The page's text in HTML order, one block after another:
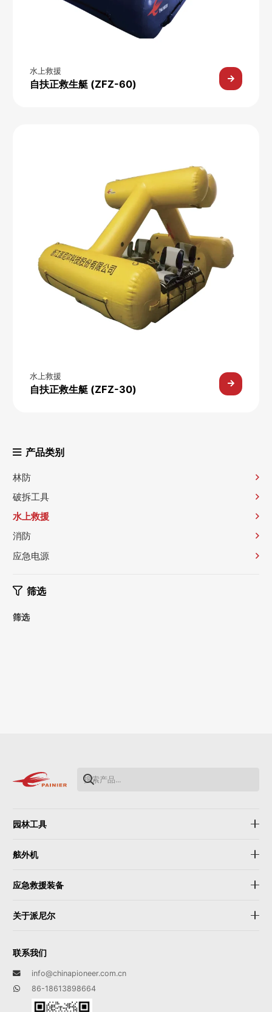
产品类别
林防
破拆工具
水上救援
消防
应急电源
筛选
筛选
水上救援
自扶正救生艇 (ZFZ-60)
水上救援
自扶正救生艇 (ZFZ-30)
园林工具
舷外机
应急救援装备
关于派尼尔
联系我们
info@chinapioneer.com.cn
86-18613898664